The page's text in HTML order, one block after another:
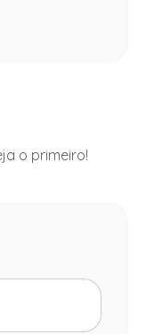
o primeiro!